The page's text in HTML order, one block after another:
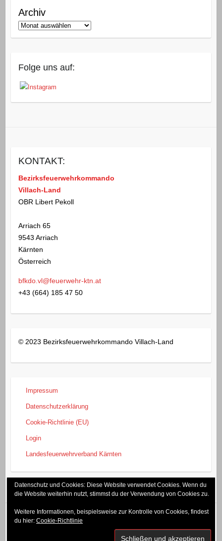
Archiv
Folge uns auf:
KONTAKT:
Bezirksfeuerwehrkommando
Villach-Land
OBR Libert Pekoll
Arriach 65
9543 Arriach
Kärnten
Österreich
bfkdo.vl@feuerwehr-ktn.at
+43 (664) 185 47 50
© 2023 Bezirksfeuerwehrkommando Villach-Land
Impressum
Datenschutzerklärung
Cookie-Richtlinie (EU)
Login
Landesfeuerwehrverband Kärnten
Copyright © 2026Bezirksfeuerwehrkommando Villach-Land
Powered byWordPress
Datenschutz und Cookies: Diese Website verwendet Cookies. Wenn du
die Website weiterhin nutzt, stimmst du der Verwendung von Cookies zu.
Weitere Informationen, beispielsweise zur Kontrolle von Cookies, findest
du hier: Cookie-Richtlinie